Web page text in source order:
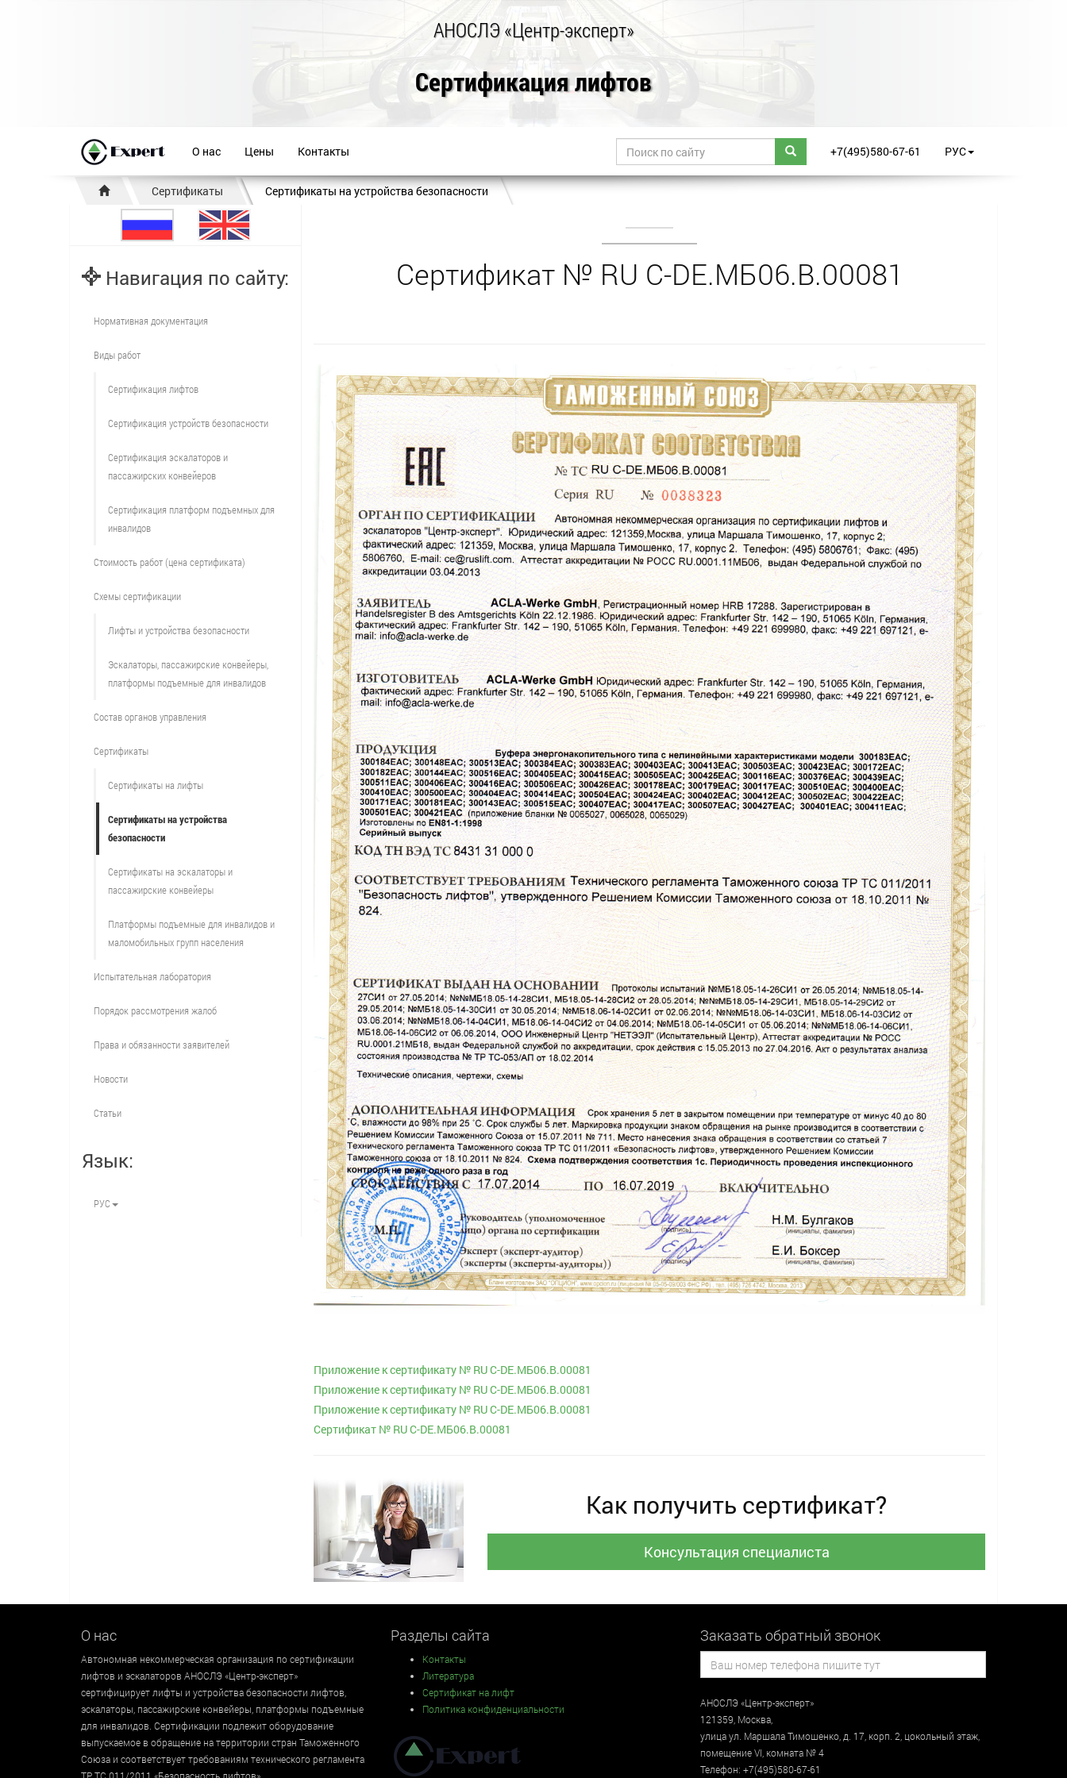
АНОСЛЭ «Центр-эксперт»
Сертификация лифтов
О нас Цены Контакты +7(495)580-67-61 РУС
Сертификаты Сертификаты на устройства безопасности
Сертификат № RU С-DE.МБ06.B.00081
Приложение к сертификату № RU С-DE.МБ06.В.00081
Приложение к сертификату № RU С-DE.МБ06.В.00081
Приложение к сертификату № RU С-DE.МБ06.В.00081
Сертификат № RU С-DE.МБ06.B.00081
Как получить сертификат?
Консультация специалиста
Навигация по сайту:
Нормативная документация
Виды работ
Сертификация лифтов
Сертификация устройств безопасности
Сертификация эскалаторов и
пассажирских конвейеров
Сертификация платформ подъемных для
инвалидов
Стоимость работ (цена сертификата)
Схемы сертификации
Лифты и устройства безопасности
Эскалаторы, пассажирские конвейеры,
платформы подъемные для инвалидов
Состав органов управления
Сертификаты
Сертификаты на лифты
Сертификаты на устройства
безопасности
Сертификаты на эскалаторы и
пассажирские конвейеры
Платформы подъемные для инвалидов и
маломобильных групп населения
Испытательная лаборатория
Порядок рассмотрения жалоб
Права и обязанности заявителей
Новости
Статьи
Язык:
РУС
О нас
Автономная некоммерческая организация по сертификации
лифтов и эскалаторов АНОСЛЭ «Центр-эксперт»
сертифицирует лифты и устройства безопасности лифтов,
эскалаторы, пассажирские конвейеры, платформы подъемные
для инвалидов. Сертификации подлежит оборудование
выпускаемое в обращение на территории стран Таможенного
Союза и соответствует требованиям технического регламента
Разделы сайта
Контакты
Литература
Сертификат на лифт
Политика конфиденциальности
Заказать обратный звонок
АНОСЛЭ «Центр-эксперт»
121359 Москва
улицаул. Маршала Тимошенко, д. 17, корп. 2, цокольный этаж
помещение VI, комната № 4
Телефон: +7(495)580-67-61